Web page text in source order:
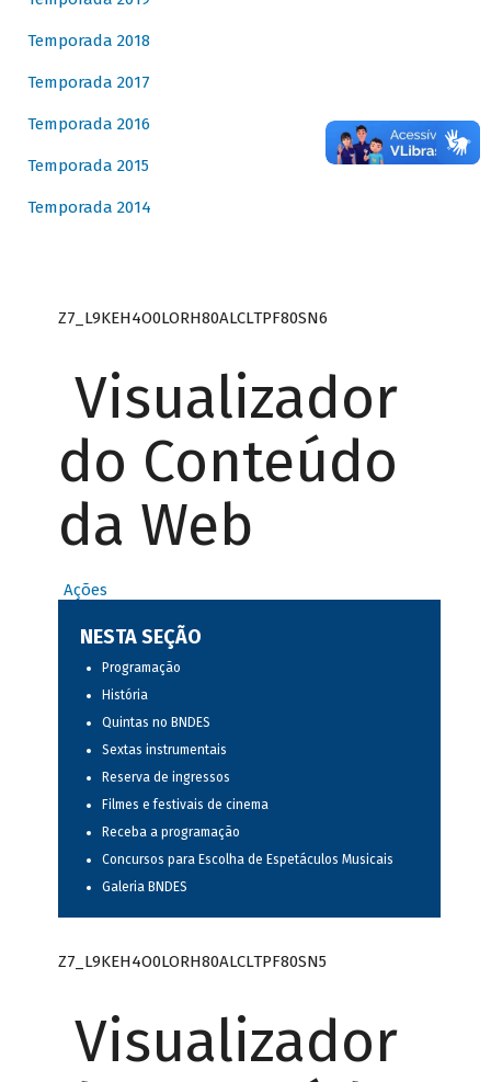
Temporada 2018
Temporada 2017
Temporada 2016
Temporada 2015
Temporada 2014
Z7_L9KEH4O0LORH80ALCLTPF80SN6
Visualizador
do Conteúdo
da Web
Ações
NESTA SEÇÃO
Programação
História
Quintas no BNDES
Sextas instrumentais
Reserva de ingressos
Filmes e festivais de cinema
Receba a programação
Concursos para Escolha de Espetáculos Musicais
Galeria BNDES
Z7_L9KEH4O0LORH80ALCLTPF80SN5
Visualizador